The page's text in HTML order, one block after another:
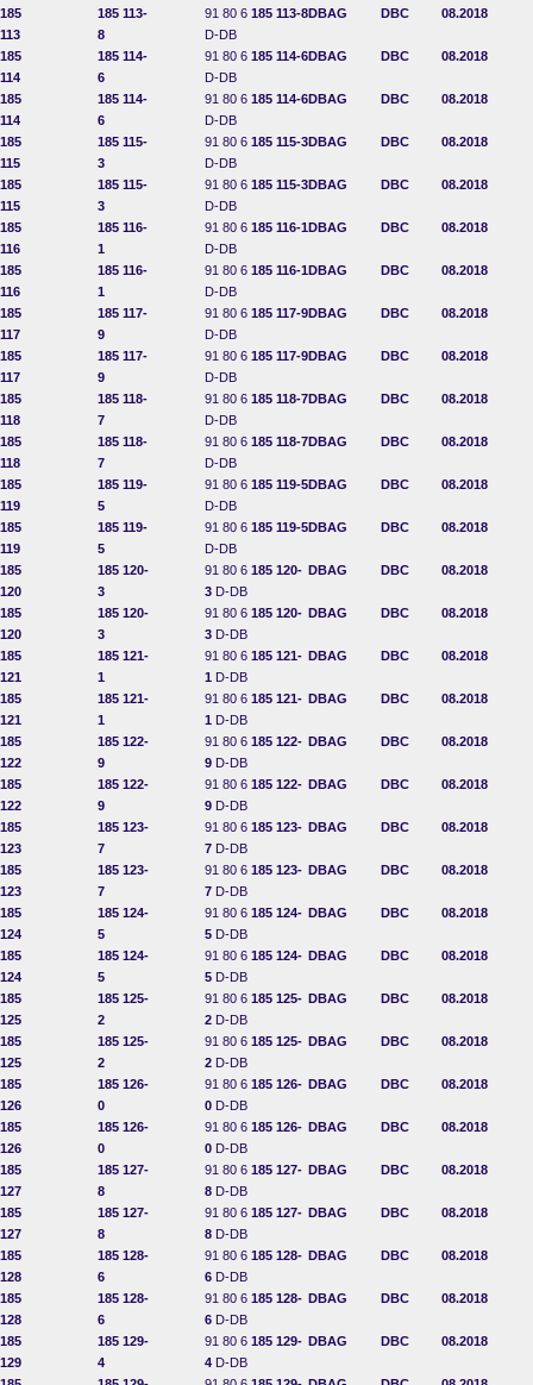
185
113
185 113-
8
91 80 6 185 113-8
D-DB
DBAG DBC 08.2018
185
114
185 114-
6
91 80 6 185 114-6
D-DB
DBAG DBC 08.2018
185
114
185 114-
6
91 80 6 185 114-6
D-DB
DBAG DBC 08.2018
185
115
185 115-
3
91 80 6 185 115-3
D-DB
DBAG DBC 08.2018
185
115
185 115-
3
91 80 6 185 115-3
D-DB
DBAG DBC 08.2018
185
116
185 116-
1
91 80 6 185 116-1
D-DB
DBAG DBC 08.2018
185
116
185 116-
1
91 80 6 185 116-1
D-DB
DBAG DBC 08.2018
185
117
185 117-
9
91 80 6 185 117-9
D-DB
DBAG DBC 08.2018
185
117
185 117-
9
91 80 6 185 117-9
D-DB
DBAG DBC 08.2018
185
118
185 118-
7
91 80 6 185 118-7
D-DB
DBAG DBC 08.2018
185
118
185 118-
7
91 80 6 185 118-7
D-DB
DBAG DBC 08.2018
185
119
185 119-
5
91 80 6 185 119-5
D-DB
DBAG DBC 08.2018
185
119
185 119-
5
91 80 6 185 119-5
D-DB
DBAG DBC 08.2018
185
120
185 120-
3
91 80 6 185 120-
3 D-DB
DBAG DBC 08.2018
185
120
185 120-
3
91 80 6 185 120-
3 D-DB
DBAG DBC 08.2018
185
121
185 121-
1
91 80 6 185 121-
1 D-DB
DBAG DBC 08.2018
185
121
185 121-
1
91 80 6 185 121-
1 D-DB
DBAG DBC 08.2018
185
122
185 122-
9
91 80 6 185 122-
9 D-DB
DBAG DBC 08.2018
185
122
185 122-
9
91 80 6 185 122-
9 D-DB
DBAG DBC 08.2018
185
123
185 123-
7
91 80 6 185 123-
7 D-DB
DBAG DBC 08.2018
185
123
185 123-
7
91 80 6 185 123-
7 D-DB
DBAG DBC 08.2018
185
124
185 124-
5
91 80 6 185 124-
5 D-DB
DBAG DBC 08.2018
185
124
185 124-
5
91 80 6 185 124-
5 D-DB
DBAG DBC 08.2018
185
125
185 125-
2
91 80 6 185 125-
2 D-DB
DBAG DBC 08.2018
185
125
185 125-
2
91 80 6 185 125-
2 D-DB
DBAG DBC 08.2018
185
126
185 126-
0
91 80 6 185 126-
0 D-DB
DBAG DBC 08.2018
185
126
185 126-
0
91 80 6 185 126-
0 D-DB
DBAG DBC 08.2018
185
127
185 127-
8
91 80 6 185 127-
8 D-DB
DBAG DBC 08.2018
185
127
185 127-
8
91 80 6 185 127-
8 D-DB
DBAG DBC 08.2018
185
128
185 128-
6
91 80 6 185 128-
6 D-DB
DBAG DBC 08.2018
185
128
185 128-
6
91 80 6 185 128-
6 D-DB
DBAG DBC 08.2018
185
129
185 129-
4
91 80 6 185 129-
4 D-DB
DBAG DBC 08.2018